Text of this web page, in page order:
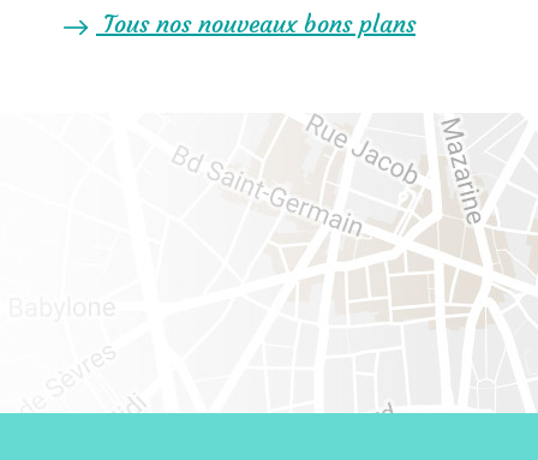
Tous nos nouveaux bons plans